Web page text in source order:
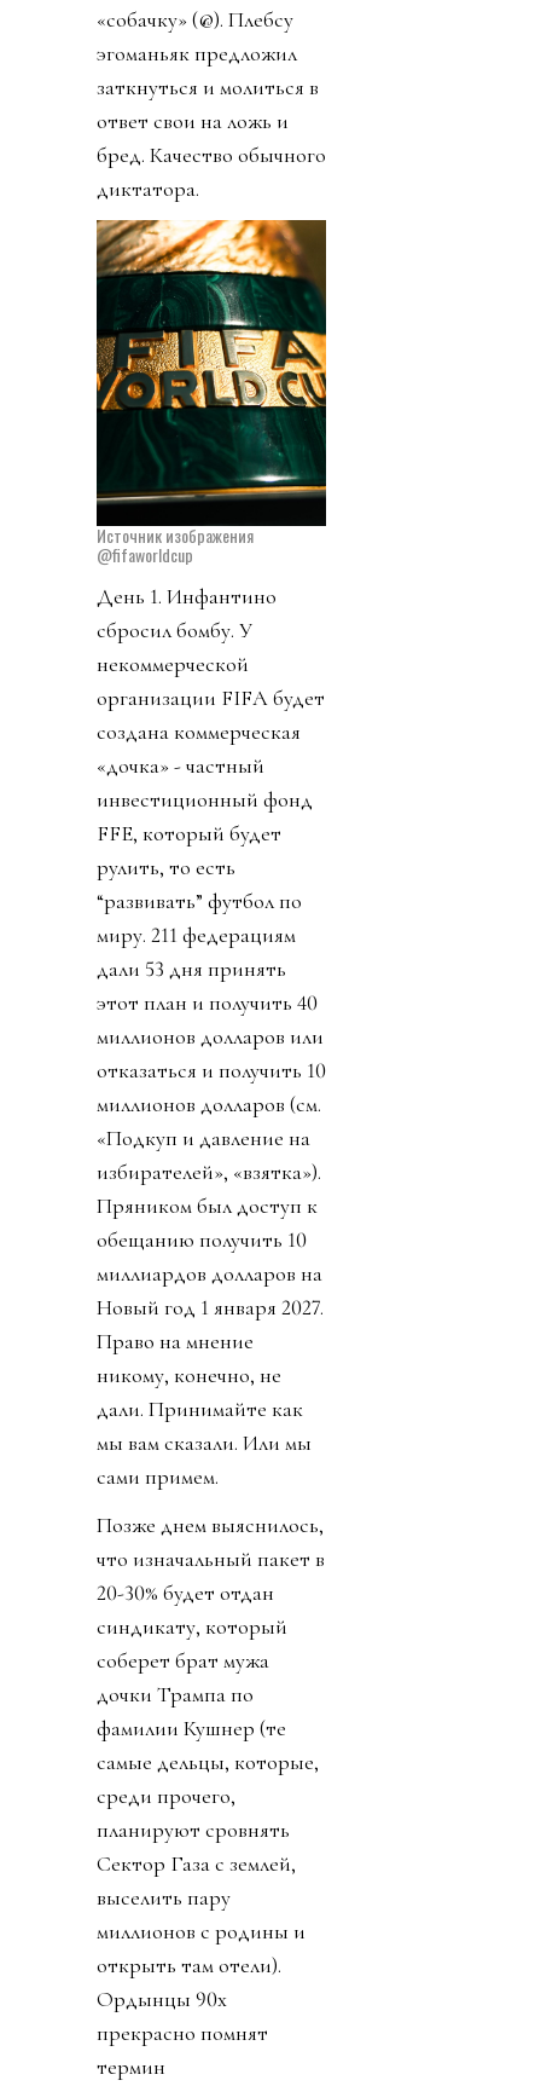
«собачку» (@). Плебсу
эгоманьяк предложил
заткнуться и молиться в
ответ свои на ложь и
бред. Качество обычного
диктатора.
Источник изображения
@fifaworldcup
День 1. Инфантино
сбросил бомбу. У
некоммерческой
организации FIFA будет
создана коммерческая
«дочка» - частный
инвестиционный фонд
FFE, который будет
рулить, то есть
“развивать” футбол по
миру. 211 федерациям
дали 53 дня принять
этот план и получить 40
миллионов долларов или
отказаться и получить 10
миллионов долларов (см.
«Подкуп и давление на
избирателей», «взятка»).
Пряником был доступ к
обещанию получить 10
миллиардов долларов на
Новый год 1 января 2027.
Право на мнение
никому, конечно, не
дали. Принимайте как
мы вам сказали. Или мы
сами примем.
Позже днем выяснилось,
что изначальный пакет в
20-30% будет отдан
синдикату, который
соберет брат мужа
дочки Трампа по
фамилии Кушнер (те
самые дельцы, которые,
среди прочего,
планируют сровнять
Сектор Газа с землей,
выселить пару
миллионов с родины и
открыть там отели).
Ордынцы 90х
прекрасно помнят
термин